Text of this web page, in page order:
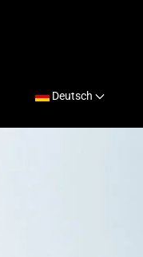
Deutsch